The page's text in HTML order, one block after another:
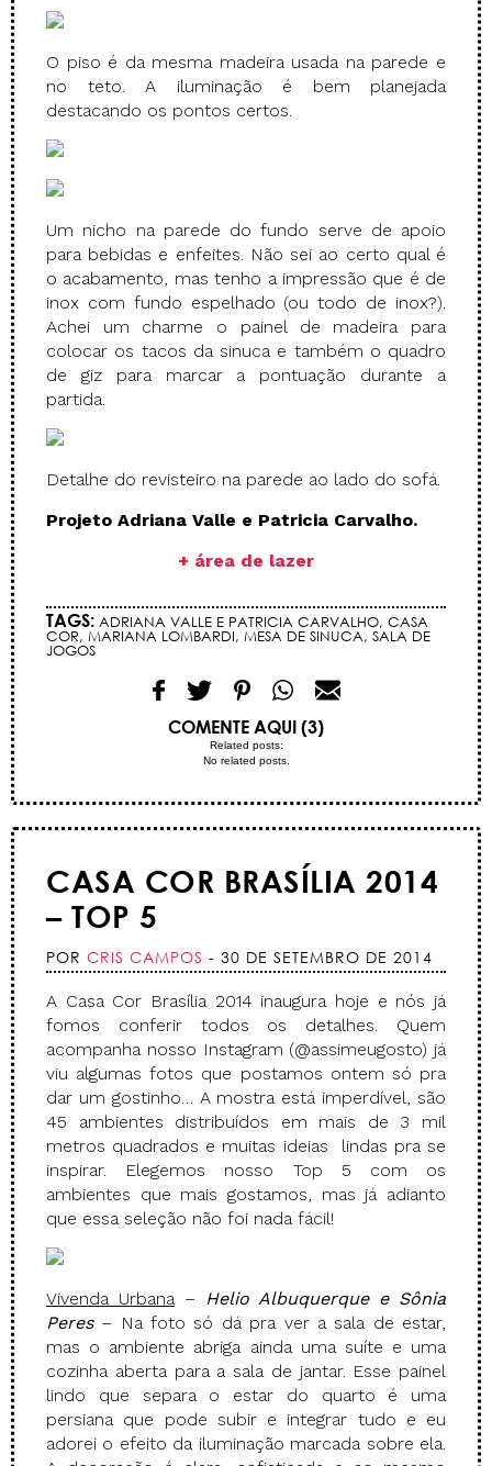
O piso é da mesma madeira usada na parede e
no teto. A iluminação é bem planejada
destacando os pontos certos.
Um nicho na parede do fundo serve de apoio
para bebidas e enfeites. Não sei ao certo qual é
o acabamento, mas tenho a impressão que é de
inox com fundo espelhado (ou todo de inox?).
Achei um charme o painel de madeira para
colocar os tacos da sinuca e também o quadro
de giz para marcar a pontuação durante a
partida.
Detalhe do revisteiro na parede ao lado do sofá.
Projeto Adriana Valle e Patricia Carvalho.
+ área de lazer
TAGS: ADRIANA VALLE E PATRICIA CARVALHO, CASA
COR, MARIANA LOMBARDI, MESA DE SINUCA, SALA DE
JOGOS
COMENTE AQUI (3)
Related posts:
No related posts.
CASA COR BRASÍLIA 2014
– TOP 5
POR CRIS CAMPOS - 30 DE SETEMBRO DE 2014
A Casa Cor Brasília 2014 inaugura hoje e nós já
fomos conferir todos os detalhes. Quem
acompanha nosso Instagram (@assimeugosto) já
viu algumas fotos que postamos ontem só pra
dar um gostinho… A mostra está imperdível, são
45 ambientes distribuídos em mais de 3 mil
metros quadrados e muitas ideias lindas pra se
inspirar. Elegemos nosso Top 5 com os
ambientes que mais gostamos, mas já adianto
que essa seleção não foi nada fácil!
Vivenda Urbana– Helio Albuquerque e Sônia
Peres– Na foto só dá pra ver a sala de estar,
mas o ambiente abriga ainda uma suíte e uma
cozinha aberta para a sala de jantar. Esse painel
lindo que separa o estar do quarto é uma
persiana que pode subir e integrar tudo e eu
adorei o efeito da iluminação marcada sobre ela.